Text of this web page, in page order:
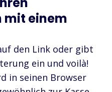
mit einem
den Link oder gibt
ein und voilà!
in seinen Browser